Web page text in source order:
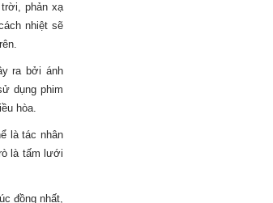
phản xạ
nhiệt sẽ
ra bởi ánh
dụng phim
hòa.
là tác nhân
là tấm lưới
đồng nhất,